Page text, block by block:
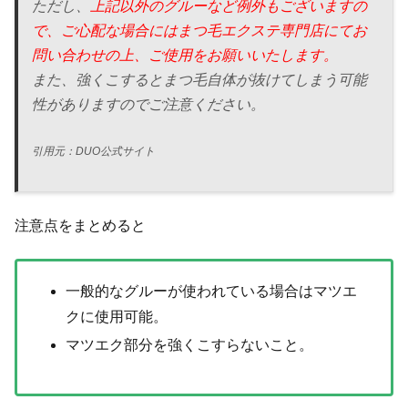
ただし、 上記以外のグルーなど例外もございますの
で、ご心配な場合にはまつ毛エクステ専門店にてお
問い合わせの上、ご使用をお願いいたします。
また、強くこするとまつ毛自体が抜けてしまう可能
性がありますのでご注意ください。
引用元：DUO公式サイト
注意点をまとめると
一般的なグルーが使われている場合はマツエ
クに使用可能。
マツエク部分を強くこすらないこと。